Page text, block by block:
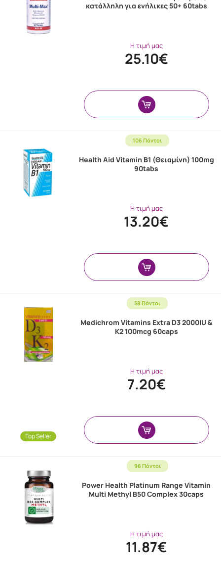
κατάλληλη για ενήλικες 50+ 60tabs
Η τιμή μας
25.10€
106 Πόντοι
Health Aid Vitamin B1 (Θειαμίνη) 100mg
90tabs
Η τιμή μας
13.20€
58 Πόντοι
Top Seller
Medichrom Vitamins Extra D3 2000IU &
K2 100mcg 60caps
Η τιμή μας
7.20€
96 Πόντοι
Power Health Platinum Range Vitamin
Multi Methyl B50 Complex 30caps
Η τιμή μας
11.87€